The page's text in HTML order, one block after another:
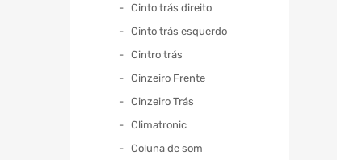
Cinto trás direito
Cinto trás esquerdo
Cintro trás
Cinzeiro Frente
Cinzeiro Trás
Climatronic
Coluna de som